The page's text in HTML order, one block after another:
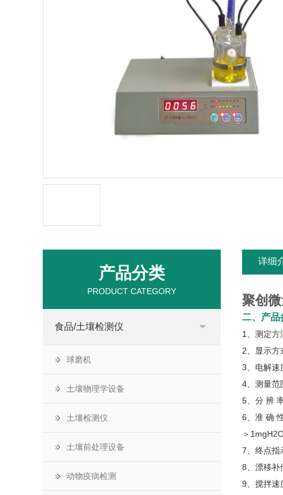
产品分类
PRODUCT CATEGORY
食品/土壤检测仪
球磨机
土壤物理学设备
土壤检测仪
土壤前处理设备
动物疫病检测
详细
聚创
二、产品
1、测定方
2、显示方
3、电解速
4、测量范
5、分 辨
6、准 确
＞
7、终点指
8、漂移补
9、搅拌速